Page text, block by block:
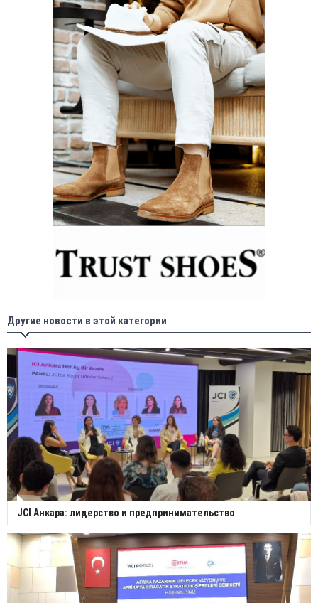
Другие новости в этой категории
JCI Анкара: лидерство и предпринимательство